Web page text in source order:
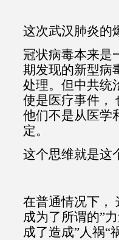
这次武汉肺炎的
冠状病毒本来是
期发现的新型病
处理。但中共统
使是医疗事件，
他们不是从医学
定。
这个思维就是这
在普通情况下，
成为了所谓的”
成了造成”人祸“